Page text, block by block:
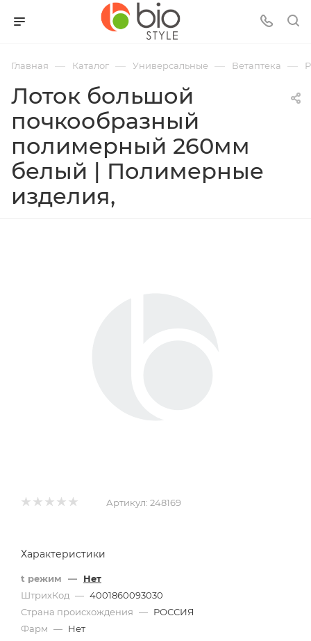
Главная — Каталог — Универсальные — Ветаптека —
Лоток большой
почкообразный
полимерный 260мм
белый | Полимерные
изделия,
Артикул: 248169
Характеристики
t режим —
Нет
ШтрихКод — 4001860093030
Страна происхождения — РОССИЯ
Фарм — Нет